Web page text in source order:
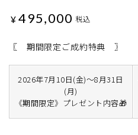
¥ 495,000 税込
〖 期間限定ご成約特典 〗
2026年7月10日(金)～8月31日
(月)
《期間限定》プレゼント内容🎁